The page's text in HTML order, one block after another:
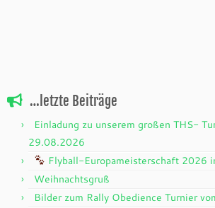
…letzte Beiträge
Einladung zu unserem großen THS-
29.08.2026
Flyball-Europameisterschaft 2026
Weihnachtsgruß
Bilder zum Rally Obedience Turnier